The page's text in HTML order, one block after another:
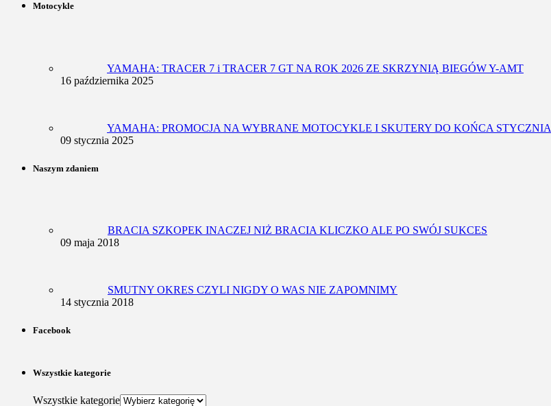
Motocykle
YAMAHA: TRACER 7 i TRACER 7 GT NA ROK 2026 ZE SKRZYNIĄ BIEGÓW Y-AMT
16 października 2025
YAMAHA: PROMOCJA NA WYBRANE MOTOCYKLE I SKUTERY DO KOŃCA STYCZNIA
09 stycznia 2025
Naszym zdaniem
BRACIA SZKOPEK INACZEJ NIŻ BRACIA KLICZKO ALE PO SWÓJ SUKCES
09 maja 2018
SMUTNY OKRES CZYLI NIGDY O WAS NIE ZAPOMNIMY
14 stycznia 2018
Facebook
Wszystkie kategorie
Wszystkie kategorie